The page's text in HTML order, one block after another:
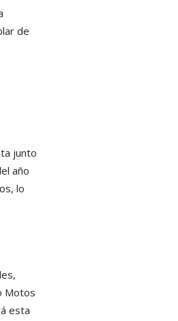
de
junto
año
lo
Motos
esta